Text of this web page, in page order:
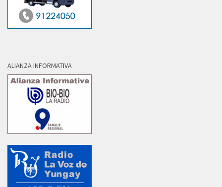
ALIANZA INFORMATIVA